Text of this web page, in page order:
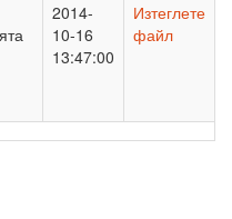
2014-
10-16
13:47:00
Изтеглете
файл